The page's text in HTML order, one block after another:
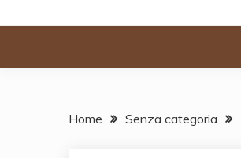
Home Senza categoria